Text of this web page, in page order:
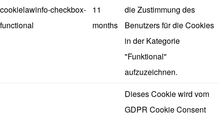
cookielawinfo-checkbox-
functional
11
months
die Zustimmung des
Benutzers für die Cookies
in der Kategorie
"Funktional"
aufzuzeichnen.
Dieses Cookie wird vom
GDPR Cookie Consent